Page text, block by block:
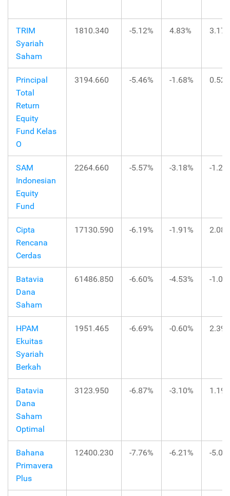
TRIM
Syariah
Saham
1810.340 -5.12% 4.83%
Principal
Total
Return
Equity
Fund Kelas
O
3194.660 -5.46% -1.68%
SAM
Indonesian
Equity
Fund
2264.660 -5.57% -3.18% -
Cipta
Rencana
Cerdas
17130.590 -6.19% -1.91%
Batavia
Dana
Saham
61486.850 -6.60% -4.53% -
HPAM
Ekuitas
Syariah
Berkah
1951.465 -6.69% -0.60%
Batavia
Dana
Saham
Optimal
3123.950 -6.87% -3.10%
Bahana
Primavera
Plus
12400.230 -7.76% -6.21% -